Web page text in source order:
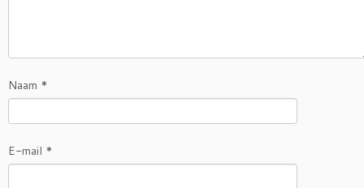
Naam *
E-mail *